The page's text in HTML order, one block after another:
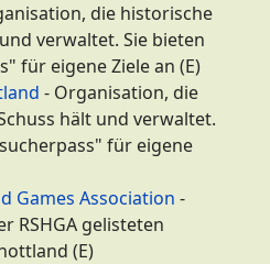
die historische
verwaltet. Sie bieten
für eigene Ziele an (E)
- Organisation, die
hält und verwaltet.
für eigene
Games Association -
RSHGA gelisteten
(E)